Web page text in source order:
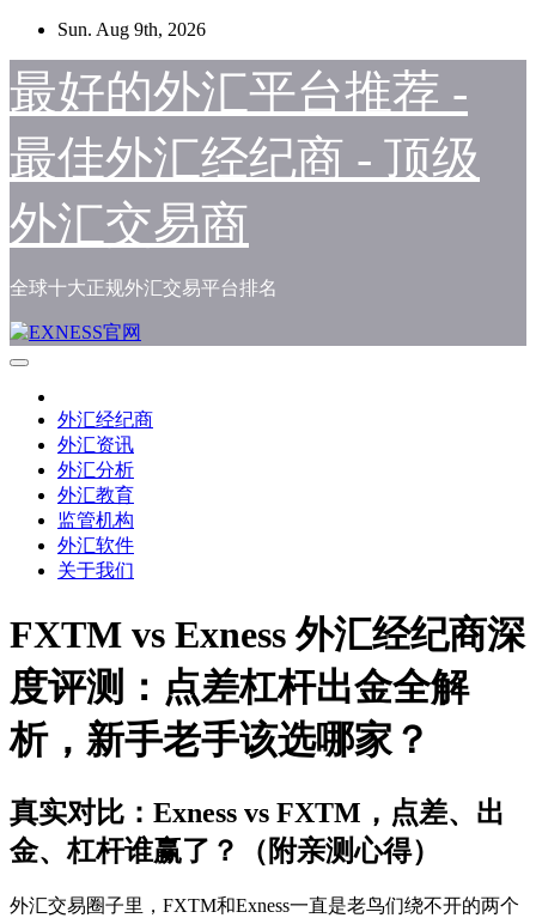
Skip
content
Sun. Aug 9th, 2026
最好的外汇平台推荐 -
最佳外汇经纪商 - 顶级
外汇交易商
全球十大正规外汇交易平台排名
外汇经纪商
外汇资讯
外汇分析
外汇教育
监管机构
外汇软件
关于我们
FXTM vs Exness 外汇经纪商深
度评测：点差杠杆出金全解
析，新手老手该选哪家？
真实对比：Exness vs FXTM，点差、出
金、杠杆谁赢了？（附亲测心得）
外汇交易圈子里，FXTM和Exness一直是老鸟们绕不开的两个